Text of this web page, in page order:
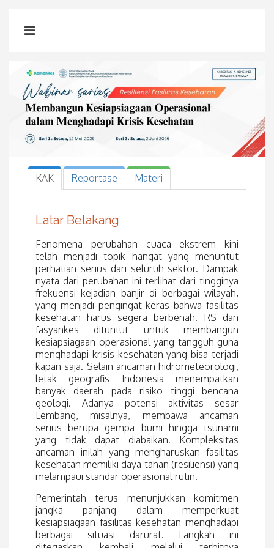
KAK Reportase Materi
Latar Belakang
Fenomena perubahan cuaca ekstrem kini
telah menjadi topik hangat yang menuntut
perhatian serius dari seluruh sektor. Dampak
nyata dari perubahan ini terlihat dari tingginya
frekuensi kejadian banjir di berbagai wilayah,
yang menjadi pengingat keras bahwa fasilitas
kesehatan harus segera berbenah. RS dan
fasyankes dituntut untuk membangun
kesiapsiagaan operasional yang tangguh guna
menghadapi krisis kesehatan yang bisa terjadi
kapan saja. Selain ancaman hidrometeorologi,
letak geografis Indonesia menempatkan
banyak daerah pada risiko tinggi bencana
geologi. Adanya potensi aktivitas sesar
Lembang, misalnya, membawa ancaman
serius berupa gempa bumi hingga tsunami
yang tidak dapat diabaikan. Kompleksitas
ancaman inilah yang mengharuskan fasilitas
kesehatan memiliki daya tahan (resiliensi) yang
melampaui standar operasional rutin.
Pemerintah terus menunjukkan komitmen
jangka panjang dalam memperkuat
kesiapsiagaan fasilitas kesehatan menghadapi
berbagai situasi darurat. Langkah ini